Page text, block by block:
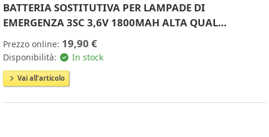
BATTERIA SOSTITUTIVA PER LAMPADE DI
EMERGENZA 3SC 3,6V 1800MAH ALTA QUAL…
Prezzo online: 19,90 €
Disponibilità: In stock
Vai all'articolo